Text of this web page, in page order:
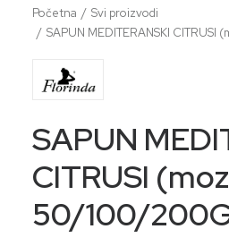
Početna
Svi proizvodi
SAPUN MEDITERANSKI
SAPUN
CITRUSI
50/100/